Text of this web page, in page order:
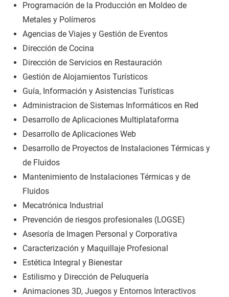
Programación de la Producción en Moldeo de
Metales y Polímeros
Agencias de Viajes y Gestión de Eventos
Dirección de Cocina
Dirección de Servicios en Restauración
Gestión de Alojamientos Turísticos
Guía, Información y Asistencias Turísticas
Administracion de Sistemas Informáticos en Red
Desarrollo de Aplicaciones Multiplataforma
Desarrollo de Aplicaciones Web
Desarrollo de Proyectos de Instalaciones Térmicas y
de Fluidos
Mantenimiento de Instalaciones Térmicas y de
Fluidos
Mecatrónica Industrial
Prevención de riesgos profesionales (LOGSE)
Asesoría de Imagen Personal y Corporativa
Caracterización y Maquillaje Profesional
Estética Integral y Bienestar
Estilismo y Dirección de Peluquería
Animaciones 3D, Juegos y Entornos Interactivos